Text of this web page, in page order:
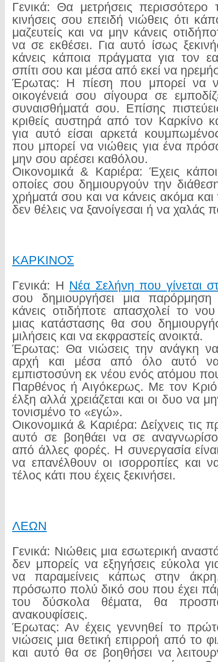
Γενικά: Θα μετρήσεις περισσότερο
κινήσεις σου επειδή νιώθεις ότι
μαζευτείς και να μην κάνεις
να σε εκθέσει. Για αυτό ίσως
κάνεις κάποια πράγματα για τον
σπίτι σου και μέσα από εκεί να
Έρωτας: Η πίεση που μπορεί να
οικογένειά σου σίγουρα σε
συναισθήματά σου. Επίσης
κριθείς αυστηρά από τον Καρκίνο
για αυτό είσαι αρκετά
που μπορεί να νιώθεις για ένα
μην σου αρέσει καθόλου.
Οικονομικά & Καριέρα: Έχεις
οποίες σου δημιουργούν την
χρήματά σου και να κάνεις ακόμα και
δεν θέλεις να ξανοίγεσαι ή να χαλάς
ΚΑΡΚΙΝΟΣ
Γενικά: Η Νέα Σελήνη που γίνεται
σου δημιουργήσει μια παρόρμηση
κάνεις οτιδήποτε απασχολεί το
μιας κατάστασης θα σου
μιλήσεις και να εκφραστείς ανοικτά.
Έρωτας: Θα νιώσεις την ανάγκη να
αρχή και μέσα από όλο αυτό να
εμπιστοσύνη εκ νέου ενός ατόμου
Παρθένος ή Αιγόκερως. Με τον Κριό
έλξη αλλά χρειάζεται και οι δυο να
τονισμένο το «εγώ».
Οικονομικά & Καριέρα: Δείχνεις τις
αυτό σε βοηθάει να σε
από άλλες φορές. Η συνεργασία
να επανέλθουν οι ισορροπίες και
τέλος κάτι που έχεις ξεκινήσει.
ΛΕΩΝ
Γενικά: Νιώθεις μια εσωτερική
δεν μπορείς να εξηγήσεις εύκολα
να παραμείνεις κάπως στην
πρόσωπο πολύ δικό σου που έχει
του δύσκολα θέματα, θα
ανακουφίσεις.
Έρωτας: Αν έχεις γεννηθεί το
νιώσεις μια θετική επιρροή από το
και αυτό θα σε βοηθήσει να